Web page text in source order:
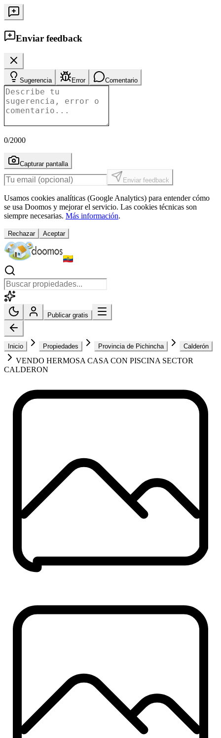
Enviar feedback
Sugerencia Error Comentario
0/2000
Capturar pantalla
Enviar feedback
Usamos cookies analíticas (Google Analytics) para entender cómo
se usa Doomos y mejorar el servicio. Las cookies técnicas son
siempre necesarias. Más información.
Rechazar Aceptar
Publicar gratis
Inicio Propiedades Provincia de Pichincha Calderón
VENDO HERMOSA CASA CON PISCINA SECTOR
CALDERON